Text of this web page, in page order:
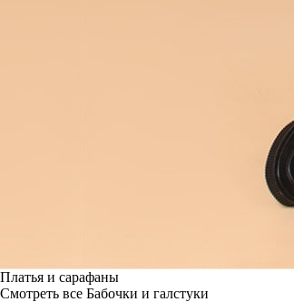
Платья и сарафаны
Смотреть все Бабочки и галстуки